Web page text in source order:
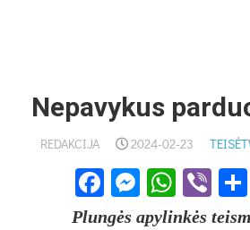
Nepavykus
REDAKCIJA 2024-02-23
Facebook
Plungės apylinkės